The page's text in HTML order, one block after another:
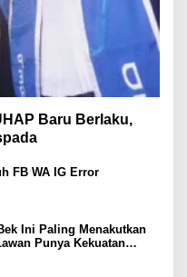
Baru Berlaku,
FB WA IG Error
Ini Paling Menakutkan
Punya Kekuatan